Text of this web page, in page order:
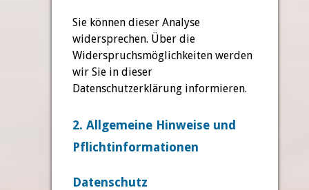
Sie können dieser Analyse
widersprechen. Über die
Widerspruchsmöglichkeiten werden
wir Sie in dieser
Datenschutzerklärung informieren.
2. Allgemeine Hinweise und
Pflichtinformationen
Datenschutz